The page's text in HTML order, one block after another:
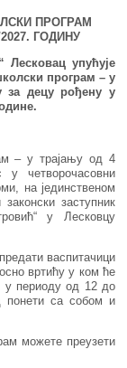
ПРОГРАМ
ГОДИНУ
Лесковац упућује
програм – у
за децу рођену у
– у трајању од 4
четворочасовни
на јединственом
заступник
у Лесковцу
васпитачици
вртићу у ком ће
у периоду од 12 до
понети са собом и
можете преузети